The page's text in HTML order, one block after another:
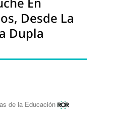
Desde La
Dupla
de la Educación